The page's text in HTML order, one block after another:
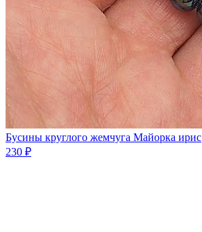
Бусины круглого жемчуга Майорка ирис
230 ₽